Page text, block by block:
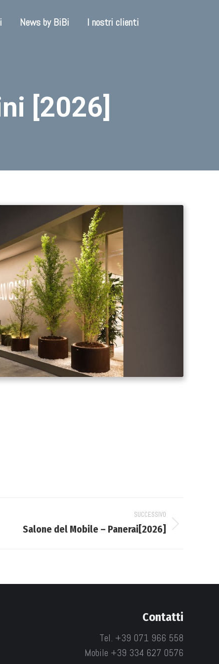
News by BiBi I nostri clienti
[2026]
SUCCESSIVO
Salone del Mobile – Panerai[2026]
Contatti
Tel. +39 071 966 558
Mobile +39 334 627 0576